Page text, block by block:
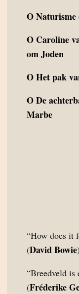
ONaturisme
O Caroline
om Joden
OHet pak
ODe
Marbe
“How does it
(David Bowie)
“Breedveld is
(Fréderike